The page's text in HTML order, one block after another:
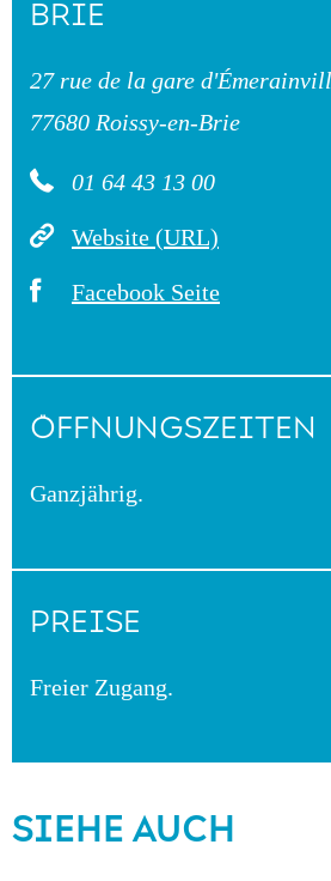
BRIE
27 rue de la gare
77680 Roissy-en-Brie
01 64 43 13 00
Website (URL)
Facebook Seite
ÖFFNUNGSZEITEN
Ganzjährig.
PREISE
Freier Zugang.
SIEHE AUCH